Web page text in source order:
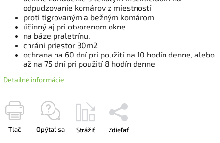
odpudzovanie komárov z miestností
proti tigrovaným a bežným komárom
účinný aj pri otvorenom okne
na báze praletrínu.
chráni priestor 30m2
ochrana na 60 dní pri použití na 10 hodín denne, alebo
až na 75 dní pri použití 8 hodín denne
Detailné informácie
Tlač Opýtať sa Strážiť Zdieľať